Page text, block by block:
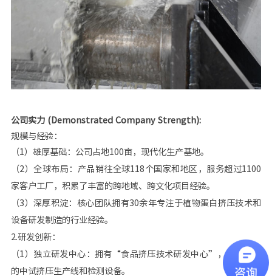
公司实力 (Demonstrated Company Strength):
规模与经验：
（1）雄厚基础：公司占地100亩，现代化生产基地。
（2）全球布局：产品销往全球118个国家和地区，服务超过1100
家客户工厂，积累了丰富的跨地域、跨文化项目经验。
（3）深厚积淀：核心团队拥有30余年专注于植物蛋白挤压技术和
设备研发制造的行业经验。
2.研发创新：
（1）独立研发中心：拥有“食品挤压技术研发中心”，配备先进
的中试挤压生产线和检测设备。